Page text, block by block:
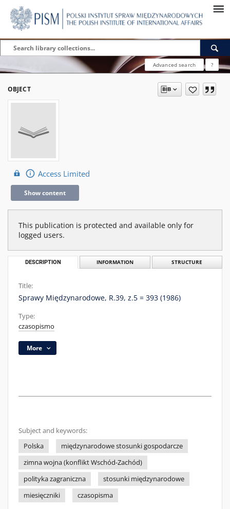
Advanced search ?
OBJECT
Access Limited
Show content
This publication is protected and available only for
logged users.
DESCRIPTION INFORMATION STRUCTURE
Title:
Sprawy Międzynarodowe, R.39, z.5 = 393 (1986)
Type:
czasopismo
More
Subject and keywords:
Polska
międzynarodowe stosunki gospodarcze
zimna wojna (konflikt Wschód-Zachód)
polityka zagraniczna
stosunki międzynarodowe
miesięczniki
czasopisma